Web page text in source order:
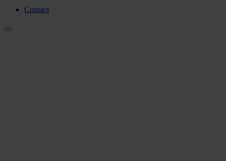
Contact